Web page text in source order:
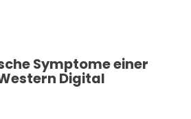
Symptome einer
Digital